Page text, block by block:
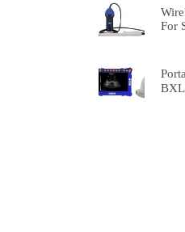
For